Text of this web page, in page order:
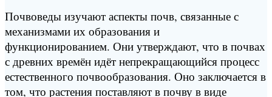
Почвоведы изучают аспекты почв, связанные с
механизмами их образования и
функционированием. Они утверждают, что в почвах
с древних времён идёт непрекращающийся процесс
естественного почвообразования. Оно заключается в
том, что растения поставляют в почву в виде